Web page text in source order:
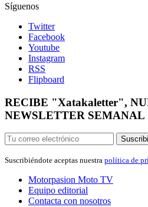
Síguenos
Twitter
Facebook
Youtube
Instagram
RSS
Flipboard
RECIBE "Xatakaletter",
NEWSLETTER SEMANAL
Suscribiéndote aceptas nuestra política de
Motorpasion Moto TV
Equipo editorial
Contacta con nosotros